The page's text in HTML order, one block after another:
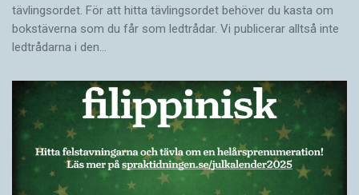
tävlingsordet. För att hitta tävlingsordet behöver du kasta om
bokstäverna som du får som ledtrådar. Vi publicerar alltså inte
ledtrådarna i den…